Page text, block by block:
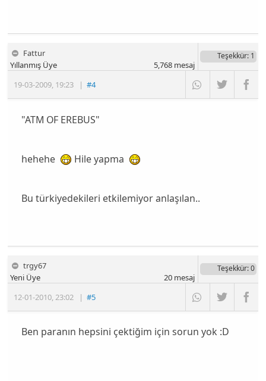
Fattur
19-03-2009, 19:23 |#4
Yıllanmış Üye
Teşekkür: 1
5,768mesaj
"ATM OF EREBUS"
hehehe Hile yapma
Bu türkiyedekileri etkilemiyor anlaşılan..
trgy67
12-01-2010 23:02 |#5
Yeni Üye
Teşekkür: 0
20mesaj
Ben paranın hepsini çektiğim için sorun yok :D